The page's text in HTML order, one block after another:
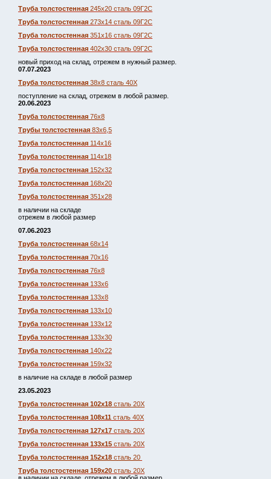
Труба толстостенная 245х20 сталь 09Г2С
Труба толстостенная 273х14 сталь 09Г2С
Труба толстостенная 351х16 сталь 09Г2С
Труба толстостенная 402х30 сталь 09Г2С
новый приход на склад, отрежем в нужный размер.
07.07.2023
Труба толстостенная 38х8 сталь 40Х
поступление на склад, отрежем в любой размер.
20.06.2023
Труба толстостенная 76х8
Трубы толстостенная 83х6,5
Труба толстостенная 114х16
Труба толстостенная 114х18
Труба толстостенная 152х32
Труба толстостенная 168х20
Труба толстостенная 351х28
в наличии на складе
отрежем в любой размер
07.06.2023
Труба толстостенная 68х14
Труба толстостенная 70х16
Труба толстостенная 76х8
Труба толстостенная 133х6
Труба толстостенная 133х8
Труба толстостенная 133х10
Труба толстостенная 133х12
Труба толстостенная 133х30
Труба толстостенная 140х22
Труба толстостенная 159х32
в наличие на складе в любой размер
23.05.2023
Труба толстостенная 102х18 сталь 20Х
Труба толстостенная 108х11 сталь 40Х
Труба толстостенная 127х17 сталь 20Х
Труба толстостенная 133х15 сталь 20Х
Труба толстостенная 152х18 сталь 20
Труба толстостенная 159х20 сталь 20Х